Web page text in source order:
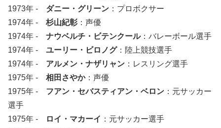
1973年 - ダニー・グリーン ：プロボクサー
1974年 - 杉山紀彰 ：声優
1974年 - ナウベルチ・ビテンクール：バレーボール選手
1974年 - ユーリー・ビロノグ：陸上競技選手
1974年 - アルメン・ナザリャン ：レスリング選手
1975年 - 相田さやか：声優
1975年 - フアン・セバスティアン・ベロン ：元サッカー
選手
1975年 -
ロイ・マカーイ ：元サッカー選手